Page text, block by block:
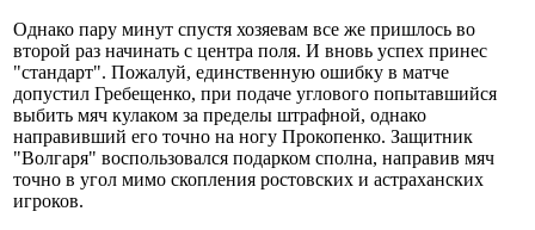
Однако пару минут спустя хозяевам все же пришлось во
второй раз начинать с центра поля. И вновь успех принес
"стандарт". Пожалуй, единственную ошибку в матче
допустил Гребещенко, при подаче углового попытавшийся
выбить мяч кулаком за пределы штрафной, однако
направивший его точно на ногу Прокопенко. Защитник
"Волгаря" воспользовался подарком сполна, направив мяч
точно в угол мимо скопления ростовских и астраханских
игроков.